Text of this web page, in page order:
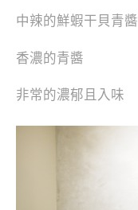
中辣的鮮蝦干貝青
香濃的青醬
非常的濃郁且入味